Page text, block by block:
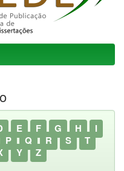
E F G H
I
P Q R S
T
Y Z